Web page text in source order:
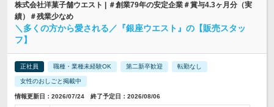
株式会社洋菓子舗ウエスト | ＃創業79年の安定企業＃賞与4.3ヶ月分（実
績）＃残業少なめ
＼多くの方から愛される／『銀座ウエスト』の【販売スタッ
フ】
正社員 職種・業種未経験OK 第二新卒歓迎 転勤なし
女性のおしごと掲載中
情報更新日：2026/07/24 終了予定日：2026/08/06